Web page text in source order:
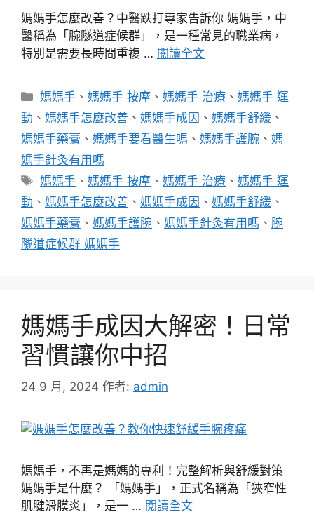
媽媽手怎麼改善？中醫跌打專家告訴你 媽媽手，中
醫稱為「腕隧道症候群」，是一種常見的職業病，
特別是需要長時間重複 … 閱讀全文
分
類
媽媽手 、媽媽手 按摩 、媽媽手 治療 、媽媽手 運
動 、 媽媽手怎麼改善 、 媽媽手成因 、 媽媽手舒緩 、
媽媽手藥膏 、 媽媽手要看醫生嗎 、 媽媽手護腕 、 媽
媽手針灸有用嗎
標
籤
媽媽手 、媽媽手 按摩 、媽媽手 治療 、媽媽手 運
動 、 媽媽手怎麼改善 、 媽媽手成因 、 媽媽手舒緩 、
媽媽手藥膏 、 媽媽手護腕 、 媽媽手針灸有用嗎 、 腕
隧道症候群 媽媽手
媽媽手成因大解密！日常
習慣讓你中招
24 9 月, 2024 作者: admin
媽媽手，不再是媽媽的專利！完整解析與舒緩對策
媽媽手是什麼？ 「媽媽手」，正式名稱為「狹窄性
肌腱滑膜炎」，是一 … 閱讀全文